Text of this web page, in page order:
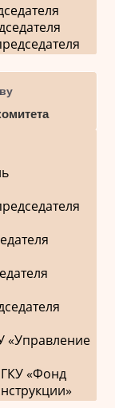
«Управление
«Фонд